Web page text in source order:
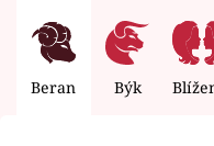
Beran Býk